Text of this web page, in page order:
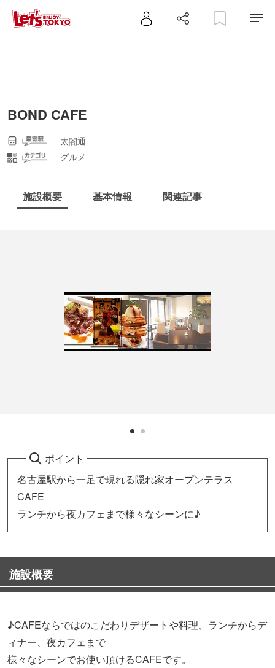
BOND CAFE
太閤通
グルメ
施設概要 基本情報 関連記事
ポイント
名古屋駅から一足で現れる隠れ家オープンテラス
CAFE
ランチから夜カフェまで様々なシーンに♪
施設概要
♪CAFEならではのこだわりデザートや料理、ランチからデ
ィナー、夜カフェまで
様々なシーンでお使い頂けるCAFEです。